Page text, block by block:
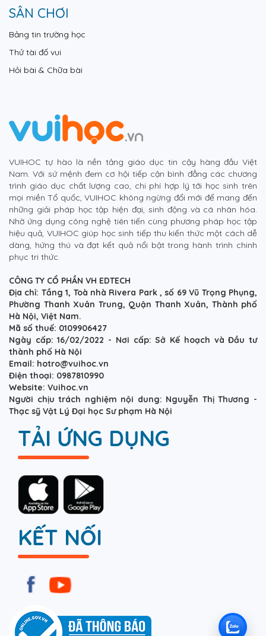
SÂN CHƠI
Bảng tin trường học
Thử tài đố vui
Hỏi bài & Chữa bài
VUIHOC tự hào là nền tảng giáo dục tin cậy hàng đầu Việt
Nam. Với sứ mệnh đem cơ hội tiếp cận bình đẳng các chương
trình giáo dục chất lượng cao, chi phí hợp lý tới học sinh trên
mọi miền Tổ quốc, VUIHOC không ngừng đổi mới để mang đến
những giải pháp học tập hiện đại, sinh động và cá nhân hóa.
Nhờ ứng dụng công nghệ tiên tiến cùng phương pháp học tập
hiệu quả, VUIHOC giúp học sinh tiếp thu kiến thức một cách dễ
dàng, hứng thú và đạt kết quả nổi bật trong hành trình chinh
phục tri thức.
CÔNG TY CỔ PHẦN VH EDTECH
Địa chỉ: Tầng 1, Toà nhà Rivera Park , số 69 Vũ Trọng Phụng,
Phường Thanh Xuân Trung, Quận Thanh Xuân, Thành phố
Hà Nội, Việt Nam.
Mã số thuế: 0109906427
Ngày cấp: 16/02/2022 - Nơi cấp: Sở Kế hoạch và Đầu tư
thành phố Hà Nội
Email: hotro@vuihoc.vn
Điện thoại: 0987810990
Website: Vuihoc.vn
Người chịu trách nghiệm nội dung: Nguyễn Thị Thương -
Thạc sỹ Vật Lý Đại học Sư phạm Hà Nội
TẢI ỨNG DỤNG
KẾT NỐI